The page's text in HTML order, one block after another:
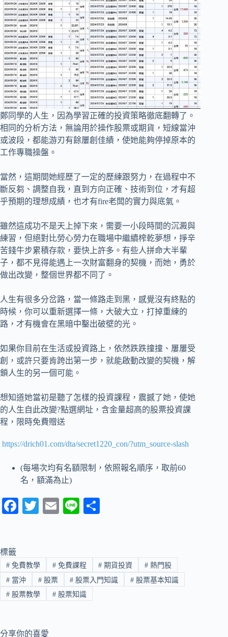
鄭同學的人生，因為學習正確的投資策略徹底翻轉了。
相同的分析方法，無論用於操作股票或期貨，短線當沖
或波段，都能游刃有餘屢創佳績，使她能夠停掉原本的
工作專職操盤。
當然，這期間她經歷了一定的歷練跟努力，在過程中不
斷反芻、調整自我，直到方向正確、技術到位，才有超
乎預期的理想成績，也才有fire老闆的實力與底氣。
雖然這成功不是天上掉下來，需要一小段時間的沉澱與
練習，但絕對比勞心勞力在職場中繼續榨乾夢想，掙辛
苦錢牛步累積存款，要快上許多。有些人拼命大半輩
子，都不見得能遇上一次財富翻身的契機，而她，勇於
做出改變，整個世界都不同了。
人生有很多分岔路，當一條路走到黑，感覺沒有終點的
時候，你可以重新選擇一條，大破大立，打掉重練的
路，才有機會在黑暗中鑿出破壁的光。
如果你目前在生活或投資路上，依然跌跌撞撞、屢屢受
創，或許只要肯跨出第一步，就能啟動改變的契機，解
鎖人生的另一個可能。
想知道她當初是聽了怎樣的投資課程，震撼了她，使她
的人生自此改變?點選網址，含金量超高的股票投資課
程，限時免費贈送
https://drich01.com/dta/secret1220_con/?utm_source-slash
(每場次均有名額限制，依照報名順序，取前60
名，額滿為止)
Fa
ok
T
r
E
Li
標籤
#免費教學 #免費課程 # 期貨投資 # 熱門股
#當沖 #股票 # 股票入門知識 # 股票基本知識
#股票教學 #股票知識
分享你的喜愛